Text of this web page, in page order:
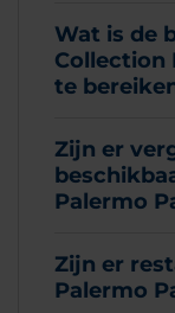
Wat is de
Collection
te
Zijn er
Palermo
Zijn er
Palermo